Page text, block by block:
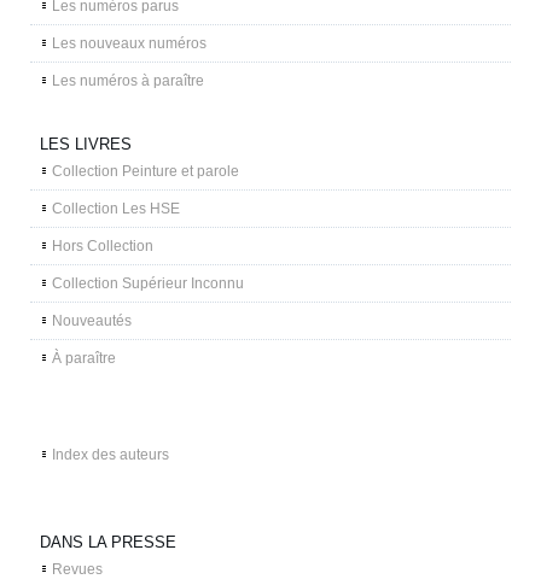
Les numéros parus
Les nouveaux numéros
Les numéros à paraître
LES LIVRES
Collection Peinture et parole
Collection Les HSE
Hors Collection
Collection Supérieur Inconnu
Nouveautés
À paraître
Index des auteurs
DANS LA PRESSE
Revues